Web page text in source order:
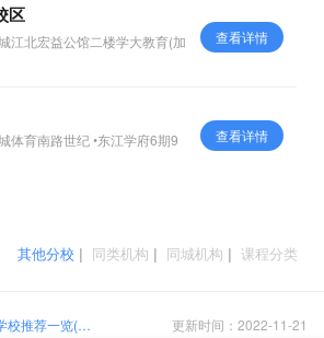
区
江北宏益公馆二楼学大教育(加
查看详情
体育南路世纪 •东江学府6期9
查看详情
其他分校 | 同类机构 | 同城机构 | 课程分类
校推荐一览(如
更新时间：2022-11-21